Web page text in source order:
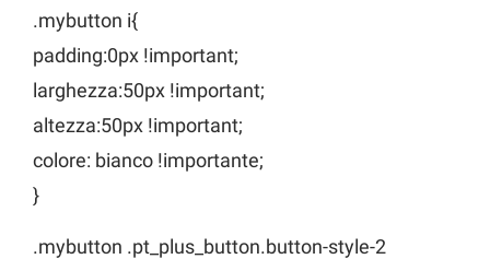
.mybutton i{
padding:0px !important;
larghezza:50px !important;
altezza:50px !important;
colore: bianco !importante;
}
.mybutton .pt_plus_button.button-style-2